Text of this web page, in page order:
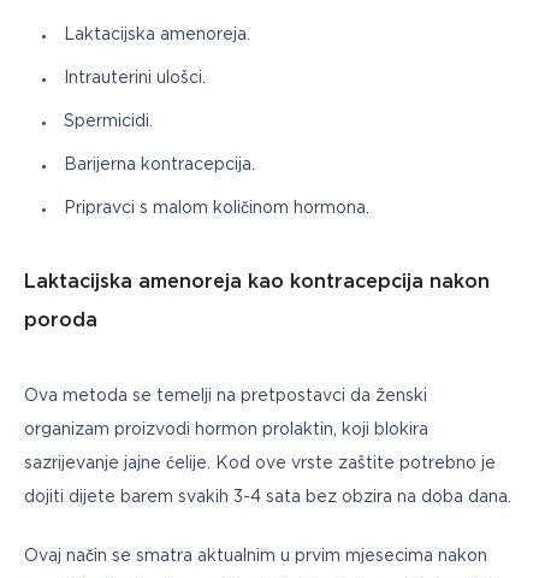
Laktacijska amenoreja.
Intrauterini ulošci.
Spermicidi.
Barijerna kontracepcija.
Pripravci s malom količinom hormona.
Laktacijska amenoreja kao kontracepcija nakon
poroda
Ova metoda se temelji na pretpostavci da ženski
organizam proizvodi hormon prolaktin, koji blokira
sazrijevanje jajne ćelije. Kod ove vrste zaštite potrebno je
dojiti dijete barem svakih 3-4 sata bez obzira na doba dana.
Ovaj način se smatra aktualnim u prvim mjesecima nakon